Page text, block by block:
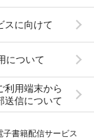
スに向けて
について
利用端末から
送信について
子書籍配信サービス